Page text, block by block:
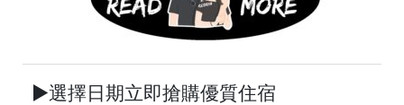
►選擇日期立即搶購優質住宿